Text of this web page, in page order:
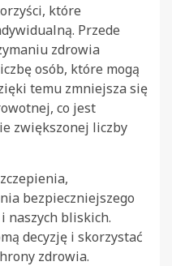
które
Przede
zdrowia
osób, które mogą
temu zmniejsza się
co jest
zwiększonej liczby
bezpieczniejszego
naszych bliskich.
decyzję i skorzystać
zdrowia.